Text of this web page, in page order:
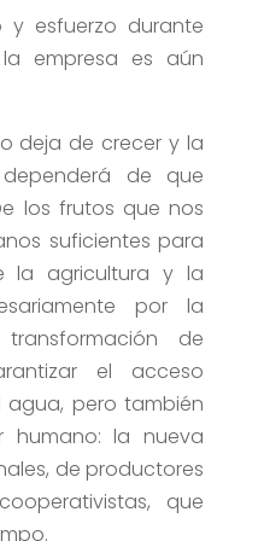
y esfuerzo durante
empresa es aún
deja de crecer y la
de que
los frutos que nos
suficientes para
la agricultura y la
por la
de
el acceso
pero también
humano: la nueva
de productores
que